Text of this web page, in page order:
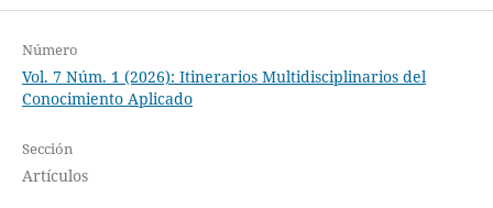
Número
Vol. 7 Núm. 1 (2026): Itinerarios Multidisciplinarios del
Conocimiento Aplicado
Sección
Artículos